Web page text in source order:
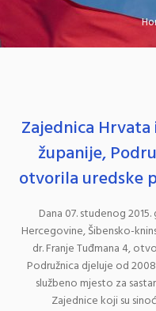
Zajednica
županije,
otvorila uredske
Dana 07. studenog
Hercegovine, Šibensko-
dr. Franje Tuđmana 4,
Podružnica djeluje od
službeno mjesto za
Zajednice koji su